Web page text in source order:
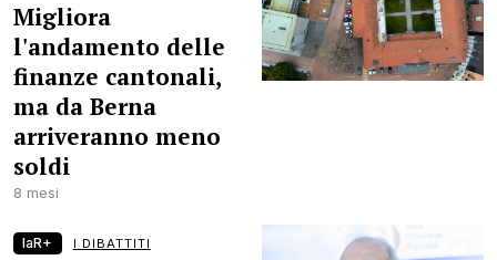
Migliora
l'andamento delle
finanze cantonali,
ma da Berna
arriveranno meno
soldi
8 mesi
laR+ I DIBATTITI